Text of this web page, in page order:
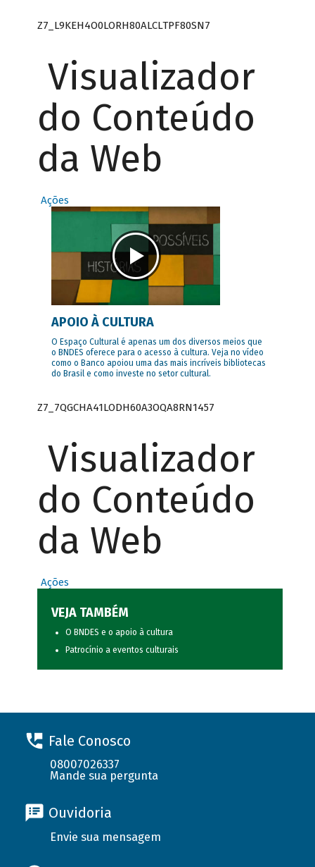
Z7_L9KEH4O0LORH80ALCLTPF80SN7
Visualizador
do Conteúdo
da Web
Ações
APOIO À CULTURA
O Espaço Cultural é apenas um dos diversos meios que
o BNDES oferece para o acesso à cultura. Veja no vídeo
como o Banco apoiou uma das mais incríveis bibliotecas
do Brasil e como investe no setor cultural.
Z7_7QGCHA41LODH60A3OQA8RN1457
Visualizador
do Conteúdo
da Web
Ações
VEJA TAMBÉM
O BNDES e o apoio à cultura
Patrocínio a eventos culturais
Fale Conosco
08007026337
Mande sua pergunta
Ouvidoria
Envie sua mensagem